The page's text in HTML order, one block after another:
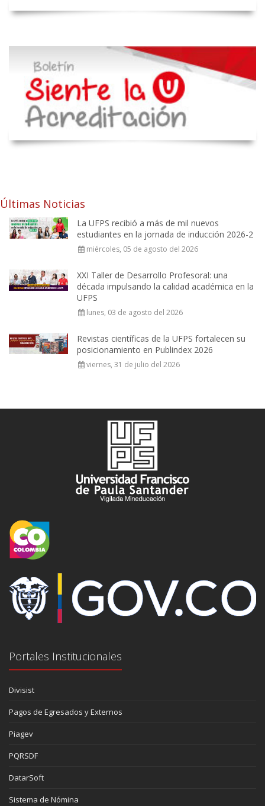
Últimas Noticias
La UFPS recibió a más de mil nuevos
estudiantes en la jornada de inducción 2026-2
miércoles, 05 de agosto del 2026
XXI Taller de Desarrollo Profesoral: una
década impulsando la calidad académica en la
UFPS
lunes, 03 de agosto del 2026
Revistas científicas de la UFPS fortalecen su
posicionamiento en Publindex 2026
viernes, 31 de julio del 2026
Portales Institucionales
Divisist
Pagos de Egresados y Externos
Piagev
PQRSDF
DatarSoft
Sistema de Nómina